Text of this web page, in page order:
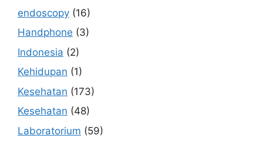
endoscopy (16)
Handphone (3)
Indonesia (2)
Kehidupan (1)
Kesehatan (173)
Kesehatan (48)
Laboratorium (59)